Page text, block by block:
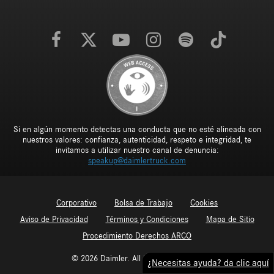
Si en algún momento detectas una conducta que no esté alineada con
nuestros valores: confianza, autenticidad, respeto e integridad, te
invitamos a utilizar nuestro canal de denuncia:
speakup@daimlertruck.com
Corporativo Bolsa de Trabajo
Cookies
Aviso de Privacidad
Términos y Condiciones
Mapa de Sitio
Procedimiento Derechos ARCO
© 2026 Daimler. All Rights Reserved.¿Necesitas ayuda? da clic aquí